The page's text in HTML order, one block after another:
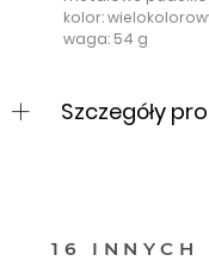
kolor:
waga: 54 g
Szczegóły
16 INNYCH